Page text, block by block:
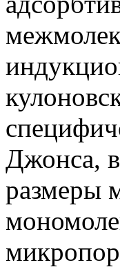
Джонса,
размеры